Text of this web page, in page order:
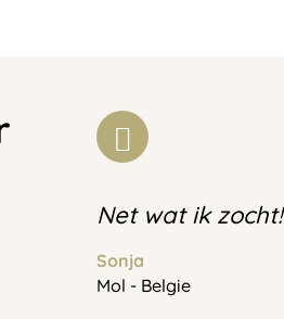
Net wat ik zocht!
Sonja
Mol - Belgie